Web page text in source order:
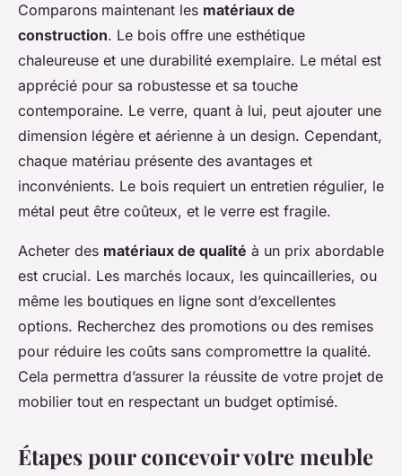
Comparons maintenant les matériaux de
construction. Le bois offre une esthétique
chaleureuse et une durabilité exemplaire. Le métal est
apprécié pour sa robustesse et sa touche
contemporaine. Le verre, quant à lui, peut ajouter une
dimension légère et aérienne à un design. Cependant,
chaque matériau présente des avantages et
inconvénients. Le bois requiert un entretien régulier, le
métal peut être coûteux, et le verre est fragile.
Acheter des matériaux de qualité à un prix abordable
est crucial. Les marchés locaux, les quincailleries, ou
même les boutiques en ligne sont d’excellentes
options. Recherchez des promotions ou des remises
pour réduire les coûts sans compromettre la qualité.
Cela permettra d’assurer la réussite de votre projet de
mobilier tout en respectant un budget optimisé.
Étapes pour concevoir votre meuble